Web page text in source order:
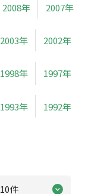
2008年 2007年
2003年 2002年
1998年 1997年
1993年 1992年